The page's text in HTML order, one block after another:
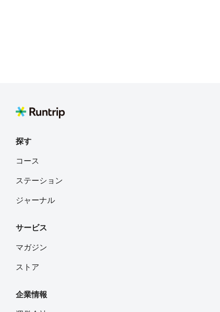
探す
コース
ステーション
ジャーナル
サービス
マガジン
ストア
企業情報